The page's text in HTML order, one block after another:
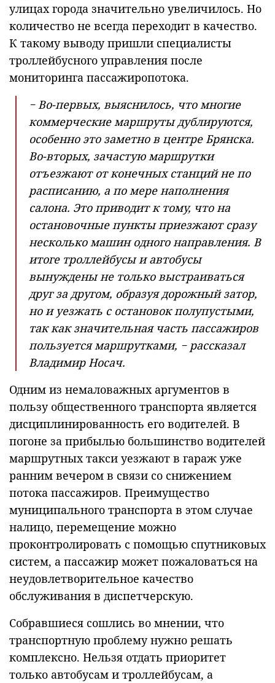
улицах города значительно увеличилось. Но
количество не всегда переходит в качество.
К такому выводу пришли специалисты
троллейбусного управления после
мониторинга пассажиропотока.
− Во-первых, выяснилось, что многие
коммерческие маршруты дублируются,
особенно это заметно в центре Брянска.
Во-вторых, зачастую маршрутки
отъезжают от конечных станций не по
расписанию, а по мере наполнения
салона. Это приводит к тому, что на
остановочные пункты приезжают сразу
несколько машин одного направления. В
итоге троллейбусы и автобусы
вынуждены не только выстраиваться
друг за другом, образуя дорожный затор,
но и уезжать с остановок полупустыми,
так как значительная часть пассажиров
пользуется маршрутками, − рассказал
Владимир Носач.
Одним из немаловажных аргументов в
пользу общественного транспорта является
дисциплинированность его водителей. В
погоне за прибылью большинство водителей
маршрутных такси уезжают в гараж уже
ранним вечером в связи со снижением
потока пассажиров. Преимущество
муниципального транспорта в этом случае
налицо, перемещение можно
проконтролировать с помощью спутниковых
систем, а пассажир может пожаловаться на
неудовлетворительное качество
обслуживания в диспетчерскую.
Собравшиеся сошлись во мнении, что
транспортную проблему нужно решать
комплексно. Нельзя отдать приоритет
только автобусам и троллейбусам, а